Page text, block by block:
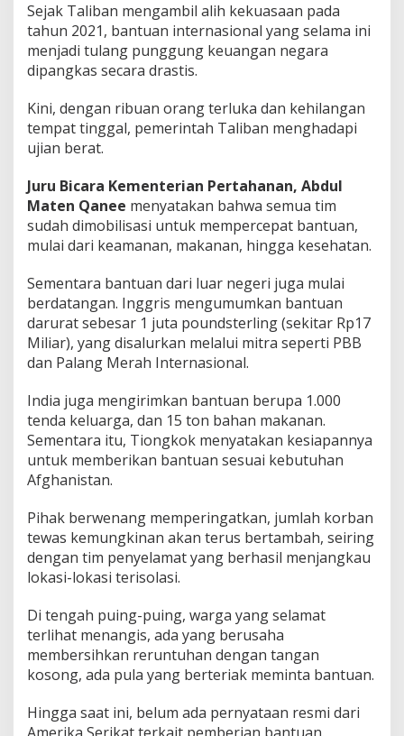
Sejak Taliban mengambil alih kekuasaan pada
tahun 2021, bantuan internasional yang selama ini
menjadi tulang punggung keuangan negara
dipangkas secara drastis.
Kini, dengan ribuan orang terluka dan kehilangan
tempat tinggal, pemerintah Taliban menghadapi
ujian berat.
Juru Bicara Kementerian Pertahanan, Abdul
Maten Qanee menyatakan bahwa semua tim
sudah dimobilisasi untuk mempercepat bantuan,
mulai dari keamanan, makanan, hingga kesehatan.
Sementara bantuan dari luar negeri juga mulai
berdatangan. Inggris mengumumkan bantuan
darurat sebesar 1 juta poundsterling (sekitar Rp17
Miliar), yang disalurkan melalui mitra seperti PBB
dan Palang Merah Internasional.
India juga mengirimkan bantuan berupa 1.000
tenda keluarga, dan 15 ton bahan makanan.
Sementara itu, Tiongkok menyatakan kesiapannya
untuk memberikan bantuan sesuai kebutuhan
Afghanistan.
Pihak berwenang memperingatkan, jumlah korban
tewas kemungkinan akan terus bertambah, seiring
dengan tim penyelamat yang berhasil menjangkau
lokasi-lokasi terisolasi.
Di tengah puing-puing, warga yang selamat
terlihat menangis, ada yang berusaha
membersihkan reruntuhan dengan tangan
kosong, ada pula yang berteriak meminta bantuan.
Hingga saat ini, belum ada pernyataan resmi dari